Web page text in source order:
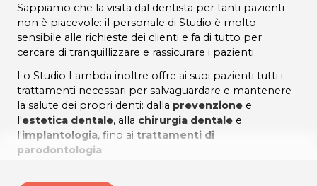
Sappiamo che la visita dal dentista per tanti pazienti
non è piacevole: il personale di Studio è molto
sensibile alle richieste dei clienti e fa di tutto per
cercare di tranquillizzare e rassicurare i pazienti.
Lo Studio Lambda inoltre offre ai suoi pazienti tutti i
trattamenti necessari per salvaguardare e mantenere
la salute dei propri denti: dalla prevenzione e
l'estetica dentale, alla chirurgia dentale e
l'implantologia, fino ai trattamenti di
parodontologia.